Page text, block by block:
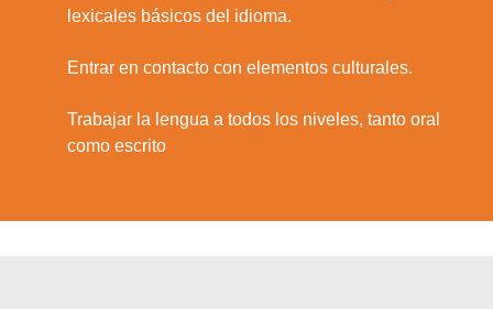
lexicales básicos del idioma.
Entrar en contacto con elementos culturales.
Trabajar la lengua a todos los niveles, tanto oral
como escrito